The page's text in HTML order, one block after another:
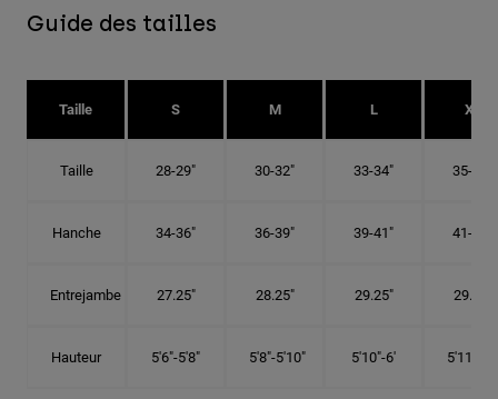
Guide des tailles
Taille S M L XL
Taille 28-29" 30-32" 33-34" 35-36"
Hanche 34-36" 36-39" 39-41" 41-43"
Entrejambe 27.25" 28.25" 29.25" 29.75"
Hauteur 5'6"-5'8" 5'8"-5'10" 5'10"-6' 5'11"-